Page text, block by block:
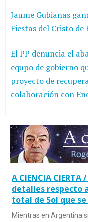
Jaume Gubianas
Fiestas del Cristo de
El PP denuncia el
equpo de gobierno
proyecto de
colaboración con
A CIENCIA CIERTA
detalles respecto
total de Sol que
Mientras en Argentina